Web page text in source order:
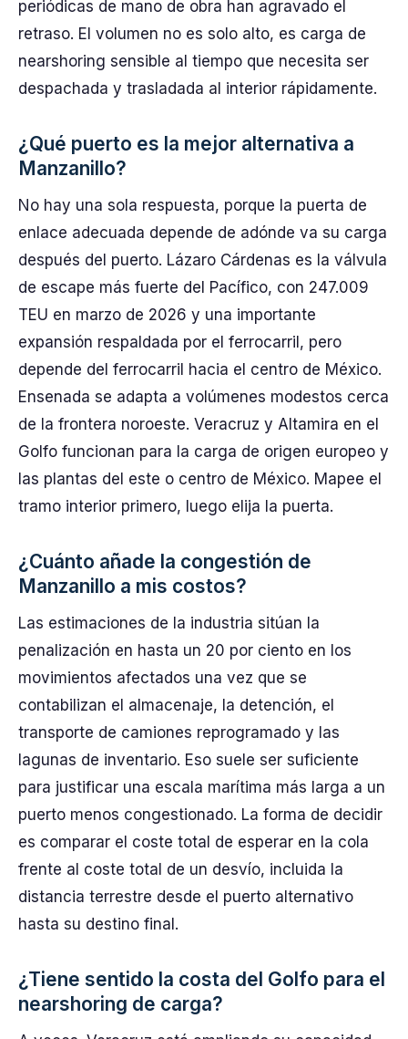
periódicas de mano de obra han agravado el
retraso. El volumen no es solo alto, es carga de
nearshoring sensible al tiempo que necesita ser
despachada y trasladada al interior rápidamente.
¿Qué puerto es la mejor alternativa a
Manzanillo?
No hay una sola respuesta, porque la puerta de
enlace adecuada depende de adónde va su carga
después del puerto. Lázaro Cárdenas es la válvula
de escape más fuerte del Pacífico, con 247.009
TEU en marzo de 2026 y una importante
expansión respaldada por el ferrocarril, pero
depende del ferrocarril hacia el centro de México.
Ensenada se adapta a volúmenes modestos cerca
de la frontera noroeste. Veracruz y Altamira en el
Golfo funcionan para la carga de origen europeo y
las plantas del este o centro de México. Mapee el
tramo interior primero, luego elija la puerta.
¿Cuánto añade la congestión de
Manzanillo a mis costos?
Las estimaciones de la industria sitúan la
penalización en hasta un 20 por ciento en los
movimientos afectados una vez que se
contabilizan el almacenaje, la detención, el
transporte de camiones reprogramado y las
lagunas de inventario. Eso suele ser suficiente
para justificar una escala marítima más larga a un
puerto menos congestionado. La forma de decidir
es comparar el coste total de esperar en la cola
frente al coste total de un desvío, incluida la
distancia terrestre desde el puerto alternativo
hasta su destino final.
¿Tiene sentido la costa del Golfo para el
nearshoring de carga?